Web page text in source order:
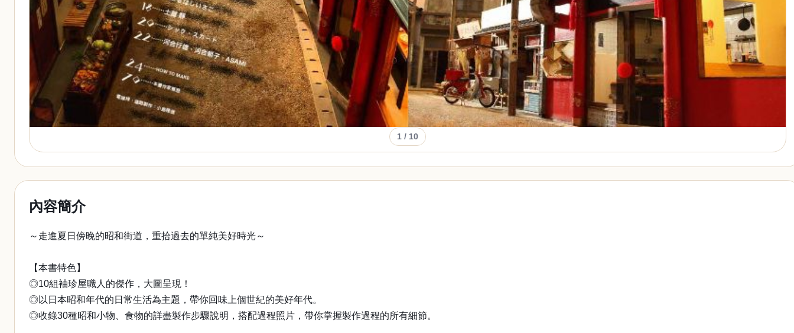
1 / 10
內容簡介
～走進夏日傍晚的昭和街道，重拾過去的單純美好時光～
【本書特色】
◎10組袖珍屋職人的傑作，大圖呈現！
◎以日本昭和年代的日常生活為主題，帶你回味上個世紀的美好年代。
◎收錄30種昭和小物、食物的詳盡製作步驟說明，搭配過程照片，帶你掌握製作過程的所有細節。